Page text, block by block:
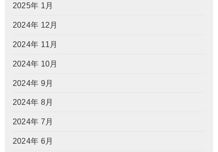
2025年 1月
2024年 12月
2024年 11月
2024年 10月
2024年 9月
2024年 8月
2024年 7月
2024年 6月